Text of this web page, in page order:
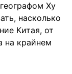
Ху
насколько
Китая, от
на крайнем